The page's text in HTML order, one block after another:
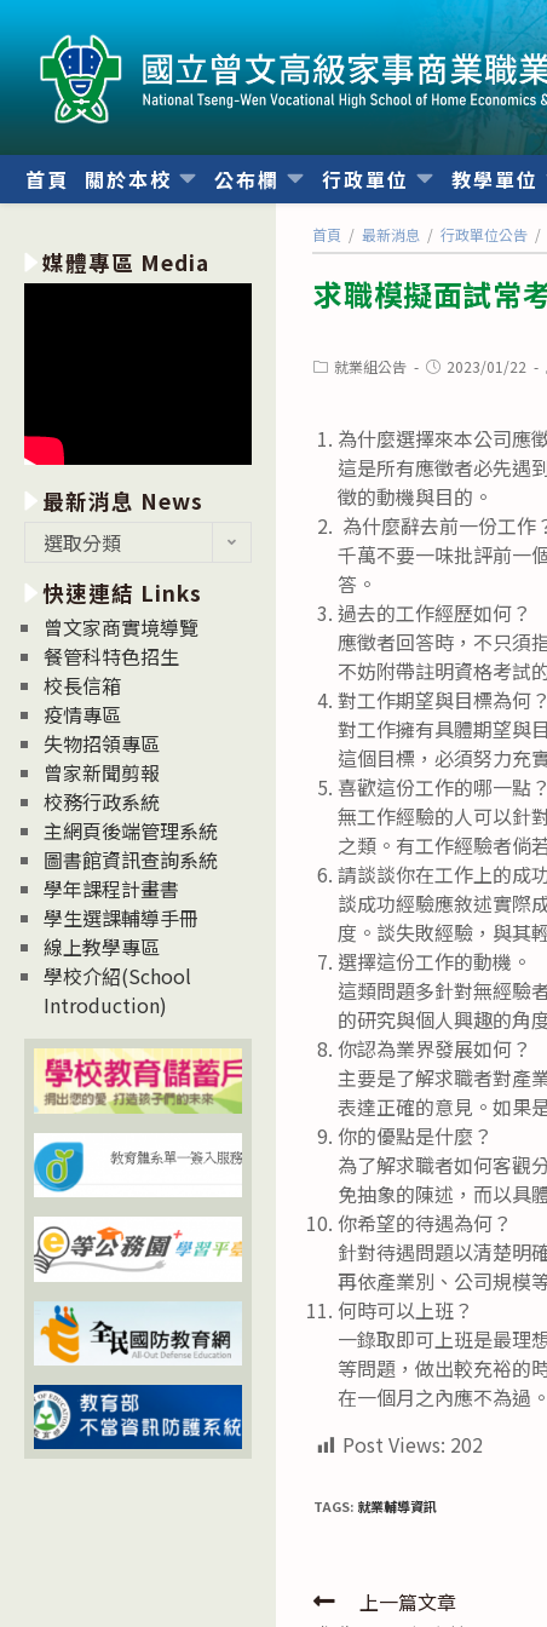
內
首頁 關於本校 公布欄 行政單位 教學單位
首頁 / 最新消息 / 行政單位公告 /
求職模擬面試常
Post就業組公告
Post2023/01/22
為什麼選擇來本公司應
這是所有應徵者必先遇
徵的動機與目的。
為什麼辭去前一份工作
千萬不要一味批評前一
答。
過去的工作經歷如何？
應徵者回答時，不只須
不妨附帶註明資格考試
對工作期望與目標為何？
對工作擁有具體期望與
這個目標，必須努力
喜歡這份工作的哪一點？
無工作經驗的人可以針
之類。有工作經驗者倘
請談談你在工作上的成
談成功經驗應敘述實際
度。談失敗經驗，與其
選擇這份工作的動機。
這類問題多針對無經驗
的研究與個人興趣的角
你認為業界發展如何？
主要是了解求職者對產
表達正確的意見。如果
你的優點是什麼？
為了解求職者如何客觀
免抽象的陳述，而以具
你希望的待遇為何？
針對待遇問題以清楚明
再依產業別、公司規模
何時可以上班？
一錄取即可上班是最理
等問題，做出較充裕的
在一個月之內應不為過。
Post Views: 202
TAGS: 就業輔導資訊
Read上一篇文章
媒體專區 Media
最新消息 News
消
息
News
選取分類
快速連結 Links
曾文家商實境導覽
餐管科特色招生
校長信箱
疫情專區
失物招領專區
曾家新聞剪報
校務行政系統
主網頁後端管理系統
圖書館資訊查詢系統
學年課程計畫書
學生選課輔導手冊
線上教學專區
學校介紹(School
Introduction)